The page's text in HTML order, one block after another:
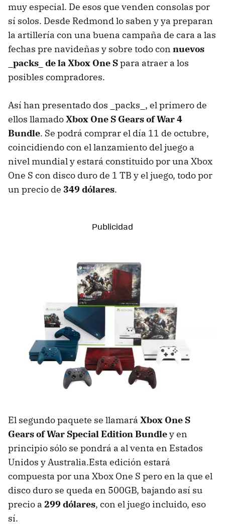
muy especial. De esos que venden consolas por
sí solos. Desde Redmond lo saben y ya preparan
la artillería con una buena campaña de cara a las
fechas pre navideñas y sobre todo con nuevos
_packs_ de la Xbox One Spara atraer a los
posibles compradores.
Así han presentado dos _packs_, el primero de
ellos llamadoXbox One S Gears of War 4
Bundle. Se podrá comprar el día 11 de octubre,
coincidiendo con el lanzamiento del juego a
nivel mundial y estará constituido por una Xbox
One S con disco duro de 1 TB y el juego, todo por
un precio de 349 dólares.
El segundo paquete se llamará Xbox One S
Gears of War Special Edition Bundley en
principio sólo se pondrá a al venta en Estados
Unidos y Australia.Esta edición estará
compuesta por una Xbox One S pero en la que el
disco duro se queda en 500GB, bajando así su
precio a 299 dólares, con el juego incluido, eso
sí.